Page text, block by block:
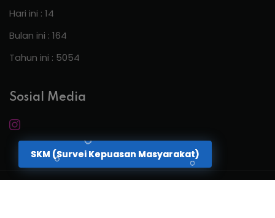
Hari ini : 14
Bulan ini : 164
Tahun ini : 5054
Sosial Media
SKM (Survei Kepuasan Masyarakat)